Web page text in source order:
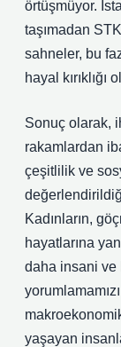
örtüşmüyor.
taşımadan
sahneler, bu
hayal kırıklığı
Sonuç olarak,
rakamlardan
çeşitlilik ve
Kadınların,
hayatlarına
daha insani ve
yaşayan